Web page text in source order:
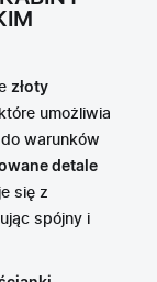
złoty
umożliwia
do warunków
detale
się z
spójny i